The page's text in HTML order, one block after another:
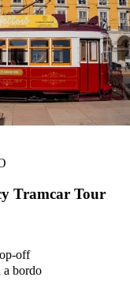
Tramcar Tour
off
a bordo